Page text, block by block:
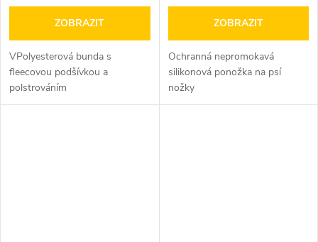
ZOBRAZIT
VPolyesterová bunda s
fleecovou podšívkou a
polstrováním
ZOBRAZIT
Ochranná nepromokavá
silikonová ponožka na psí
nožky